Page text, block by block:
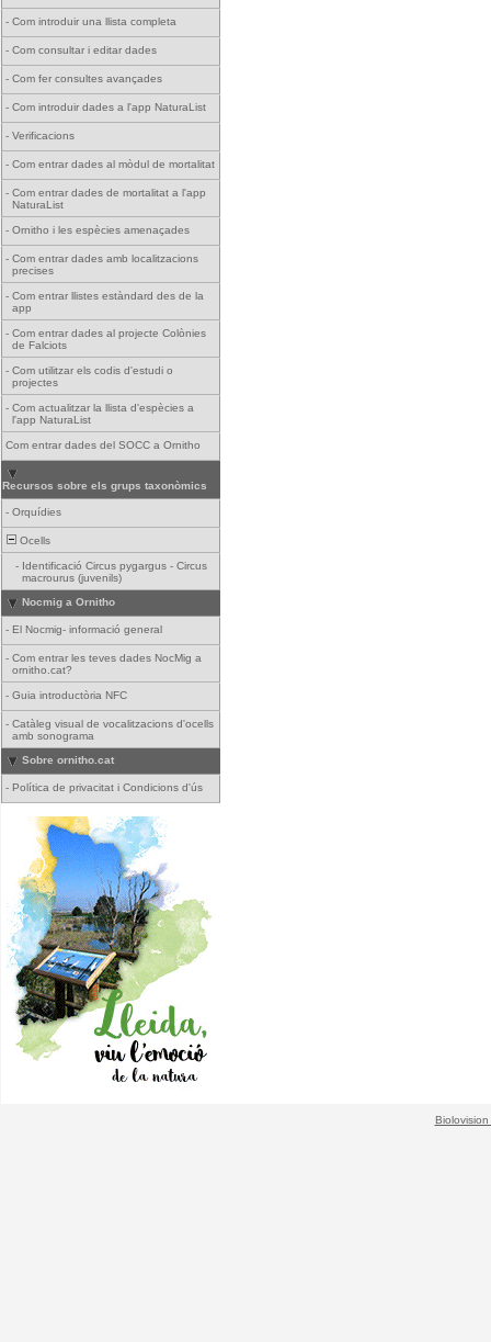
- Com introduir una llista completa
- Com consultar i editar dades
- Com fer consultes avançades
- Com introduir dades a l'app NaturaList
- Verificacions
- Com entrar dades al mòdul de mortalitat
- Com entrar dades de mortalitat a l'app
NaturaList
- Ornitho i les espècies amenaçades
- Com entrar dades amb localitzacions
precises
- Com entrar llistes estàndard des de la
app
- Com entrar dades al projecte Colònies
de Falciots
- Com utilitzar els codis d'estudi o
projectes
- Com actualitzar la llista d'espècies a
l'app NaturaList
Com entrar dades del SOCC a Ornitho
Recursos sobre els grups taxonòmics
- Orquídies
Ocells
- Identificació Circus pygargus - Circus
macrourus (juvenils)
Nocmig a Ornitho
- El Nocmig- informació general
- Com entrar les teves dades NocMig a
ornitho.cat?
- Guia introductòria NFC
- Catàleg visual de vocalitzacions d'ocells
amb sonograma
Sobre ornitho.cat
- Política de privacitat i Condicions d'ús
Biolovision